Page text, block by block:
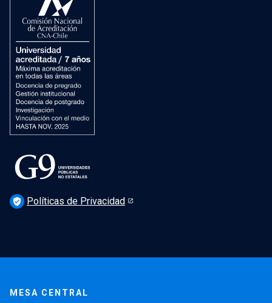
Dirección de Patrimonio Cultural
Dirección de Salud Mental, Comunidad y Bienestar
verified_user Políticas de Privacidad
MESA CENTRAL